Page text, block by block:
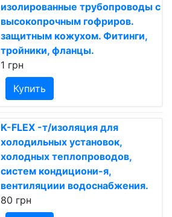
изолированные трубопроводы с
высокопрочным гофриров.
защитным кожухом. Фитинги,
тройники, фланцы.
1 грн
Купить
K-FLEX -т/изоляция для
холодильных установок,
холодных теплопроводов,
систем кондициони-я,
вентиляциии водоснабжения.
80 грн